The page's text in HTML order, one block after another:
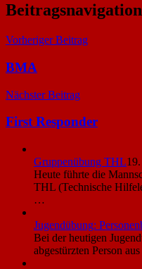
Beitragsnavigation
Vorheriger Beitrag
BMA
Nächster Beitrag
First Responder
Gruppenübung THL
Heute führte die
THL (Technische
…
Jugendübung:
Bei der heutigen
abgestürzten Person